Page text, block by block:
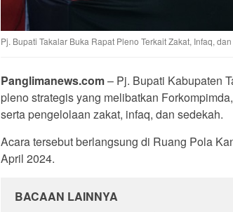
Pj. Bupati Takalar Buka Rapat Pleno Terkait Zakat, Infaq,
Panglimanews.com– Pj. Bupati Kabupaten
pleno strategis yang melibatkan
serta pengelolaan zakat, infaq, dan sedekah.
Acara tersebut berlangsung di Ruang Pola
April 2024.
BACAAN LAINNYA